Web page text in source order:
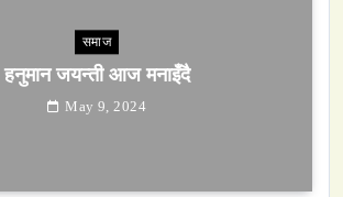
समाज
सेतो मछिन्द्रनाथ यात्रा सम्पन्न